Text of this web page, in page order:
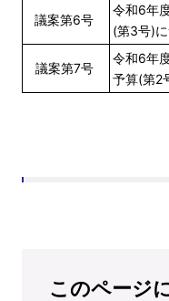
議案第6号
令和6年
(第3号)
議案第7号
令和6年
予算(第2
このページ